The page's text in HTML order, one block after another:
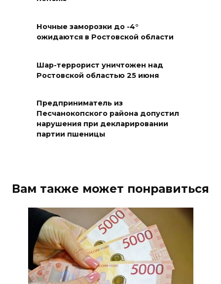
08 августа 2026 18:15
повышения доступности
медицинской помощи с
экспертов
08 августа 2026 17:40
Это стало нашей традицией:
ростовчане установили
самодельные поилки для
бездомных животных
08 августа 2026 16:56
Ночные заморозки до -4°
ожидаются в Ростовской области
Шар-террорист уничтожен над
Ростовской областью 25 июня
Предприниматель из
Песчанокопского района допустил
нарушения при декларировании
партии пшеницы
Вам также может понравиться